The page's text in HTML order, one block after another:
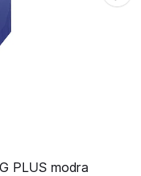
PLUS modra